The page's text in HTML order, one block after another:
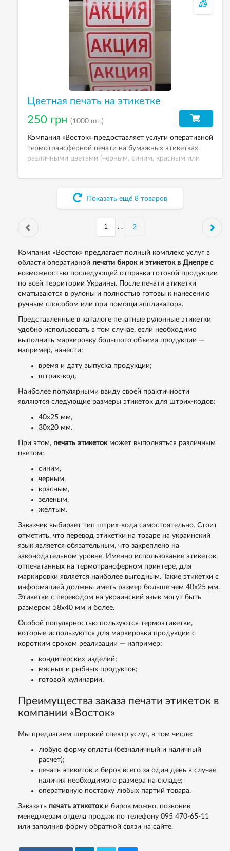
Цветная печать на этикетке
250 грн (1000 шт.)
Компания «Восток» предоставляет услуги оперативной
термотрансферной печати на бумажных этикетках
различными цветами (черным, синим, красным или
Показать ещё 8 товаров
. . 2
Компания «Восток» предлагает полный комплекс услуг в
области оперативной печати бирок и этикеток в Днепрес
возможностью последующей отправки готовой продукции
по всей территории Украины. После печати этикетки
сматываются в рулоны и полностью готовы к нанесению
ручным способом или при помощи аппликатора.
Представленные в каталоге печатные рулонные этикетки
удобно использовать в том случае, если необходимо
выполнить маркировку большого объема продукции —
например, нанести:
время и дату выпуска продукции;
штрих-код.
Наиболее популярными ввиду своей практичности
являются следующие размеры этикеток для штрих-кодов:
40х25 мм,
30х20 мм.
При этом, печать этикетокможет выполняться различным
цветом:
синим,
черным,
красным,
зеленым,
желтым.
Заказчик выбирает тип штрих-кода самостоятельно. Стоит
отметить, что перевод этикетки на товаре на украинский
язык является обязательным, что закреплено на
законодательном уровне. Именно использование этикеток,
отпечатанных на термотрансферном принтере, для
маркировки является наиболее выгодным. Такие этикетки с
информацией должны иметь размер больше чем 40х25 мм.
Этикетки с переводом на украинский язык могут быть
размером 58х40 мм и более.
Особой популярностью пользуются термоэтикетки,
которые используются для маркировки продукции с
коротким сроком реализации — например:
кондитерских изделий;
мясных и рыбных продуктов;
готовой кулинарии.
Преимущества заказа печати этикеток в
компании «Восток»
Мы предлагаем широкий спектр услуг, в том числе:
любую форму оплаты (безналичный и наличный
расчет);
печать этикеток и бирок всего за один день в случае
наличия необходимого размера на складе;
оперативную поставку любых партий товара.
Заказать печать этикетоки бирок можно, позвонив
менеджерам отдела продаж по телефону 095 470-65-11
или заполнив форму обратной связи на сайте.